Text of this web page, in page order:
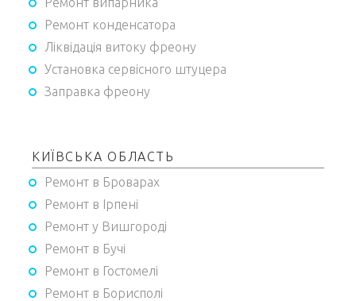
Ремонт конденсатора
Ліквідація витоку фреону
Установка сервісного штуцера
Заправка фреону
КИЇВСЬКА ОБЛАСТЬ
Ремонт в Броварах
Ремонт в Ірпені
Ремонт у Вишгороді
Ремонт в Бучі
Ремонт в Гостомелі
Ремонт в Борисполі